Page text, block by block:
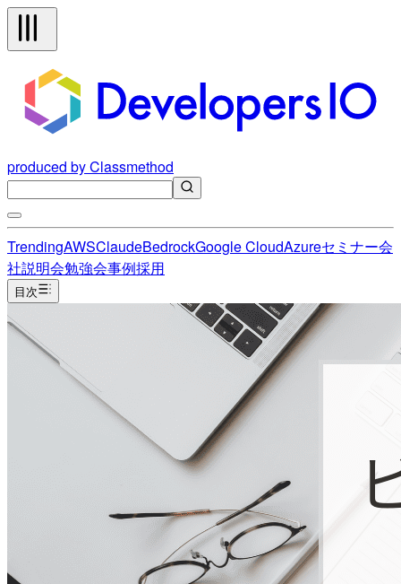
produced by Classmethod
TrendingAWSClaudeBedrockGoogle CloudAzureセミナー会
社説明会勉強会事例採用
目次